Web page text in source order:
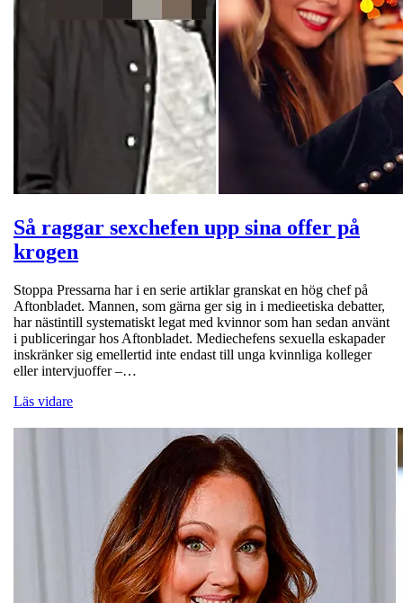
Så raggar sexchefen upp sina offer på
krogen
Stoppa Pressarna har i en serie artiklar granskat en hög chef på
Aftonbladet. Mannen, som gärna ger sig in i medieetiska debatter,
har nästintill systematiskt legat med kvinnor som han sedan använt
i publiceringar hos Aftonbladet. Mediechefens sexuella eskapader
inskränker sig emellertid inte endast till unga kvinnliga kolleger
eller intervjuoffer –…
Läs vidare